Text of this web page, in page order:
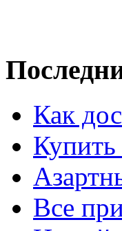
Как
Купить
Все